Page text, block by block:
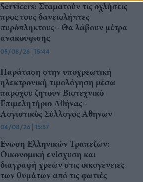
Servicers: Σταματούν τις οχλήσεις
προς τους δανειολήπτες
πυρόπληκτους - Θα λάβουν μέτρα
ανακούφισης
05/08/26 | 15:44
Παράταση στην υποχρεωτική
ηλεκτρονική τιμολόγηση μέσω
παρόχου ζητούν Βιοτεχνικό
Επιμελητήριο Αθήνας -
Λογιστικός Σύλλογος Αθηνών
04/08/26 | 15:57
Ένωση Ελληνικών Τραπεζών:
Οικονομική ενίσχυση και
διαγραφή χρεών στις οικογένειες
των θυμάτων από τις φωτιές